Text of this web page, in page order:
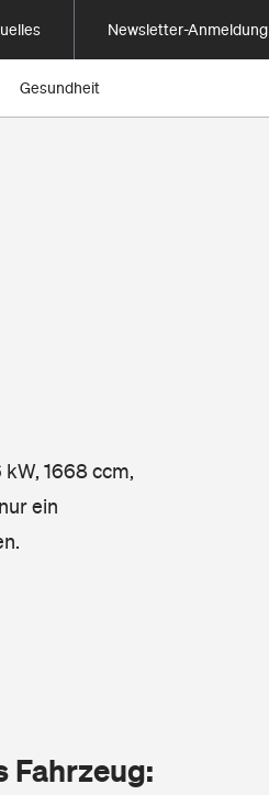
Newsletter-Anmeldung
Gesundheit
1668 ccm,
ein
Fahrzeug: